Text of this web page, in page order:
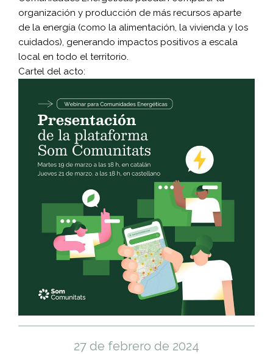
organización y producción de más recursos aparte
de la energía (como la alimentación, la vivienda y los
cuidados), generando impactos positivos a escala
local en todo el territorio.
Cartel del acto:
27 de febrero de 2024